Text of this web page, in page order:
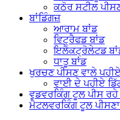
ਕਠੋਰ ਸਟੀਲ
ਬਾਂਡਿੰਗਜ਼
ਆਰਾਮ ਬਾਂਡ
ਵਿਟ੍ਰੈਫਡ ਬਾਂਡ
ਇਲੈਕਟ੍ਰੋਲੇਟਡ
ਧਾਤੂ ਬਾਂਡ
ਖੁਰਚਣ ਪੀਸਣ ਵਾਲੇ
ਵਾਈ ਦੇ ਪਹੀਏ
ਵੁਡਵਰਕਿੰਗ ਟੂਲ ਪੀਸ ਰਹੇ
ਮੈਟਲਵਰਕਿੰਗ ਟੂਲ